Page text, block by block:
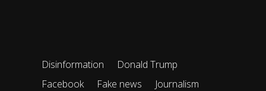
Disinformation
Donald Trump
Facebook
Fake news
Journalism